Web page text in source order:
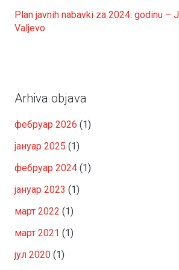
Plan javnih nabavki za 2024. godinu –
Valjevo
Arhiva objava
фебруар 2026 (1)
јануар 2025 (1)
фебруар 2024 (1)
јануар 2023 (1)
март 2022 (1)
март 2021 (1)
јул 2020 (1)